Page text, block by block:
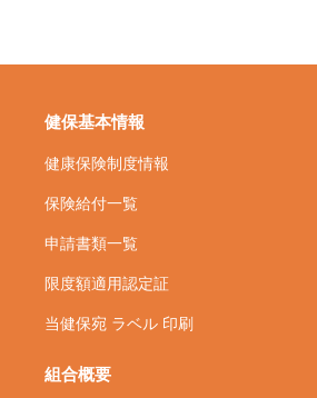
健保基本情報
健康保険制度情報
保険給付一覧
申請書類一覧
限度額適用認定証
当健保宛 ラベル 印刷
組合概要